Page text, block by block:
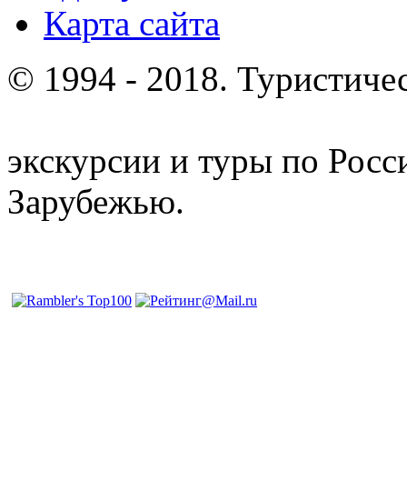
Карта сайта
© 1994 - 2018.
экскурсии и туры по
Зарубежью.